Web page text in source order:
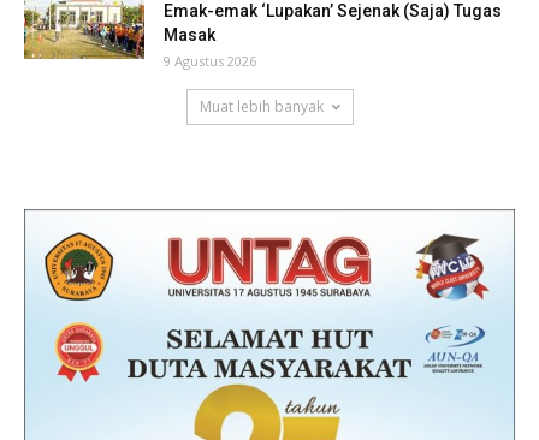
Emak-emak ‘Lupakan’ Sejenak (Saja) Tugas
Masak
9 Agustus 2026
Muat lebih banyak